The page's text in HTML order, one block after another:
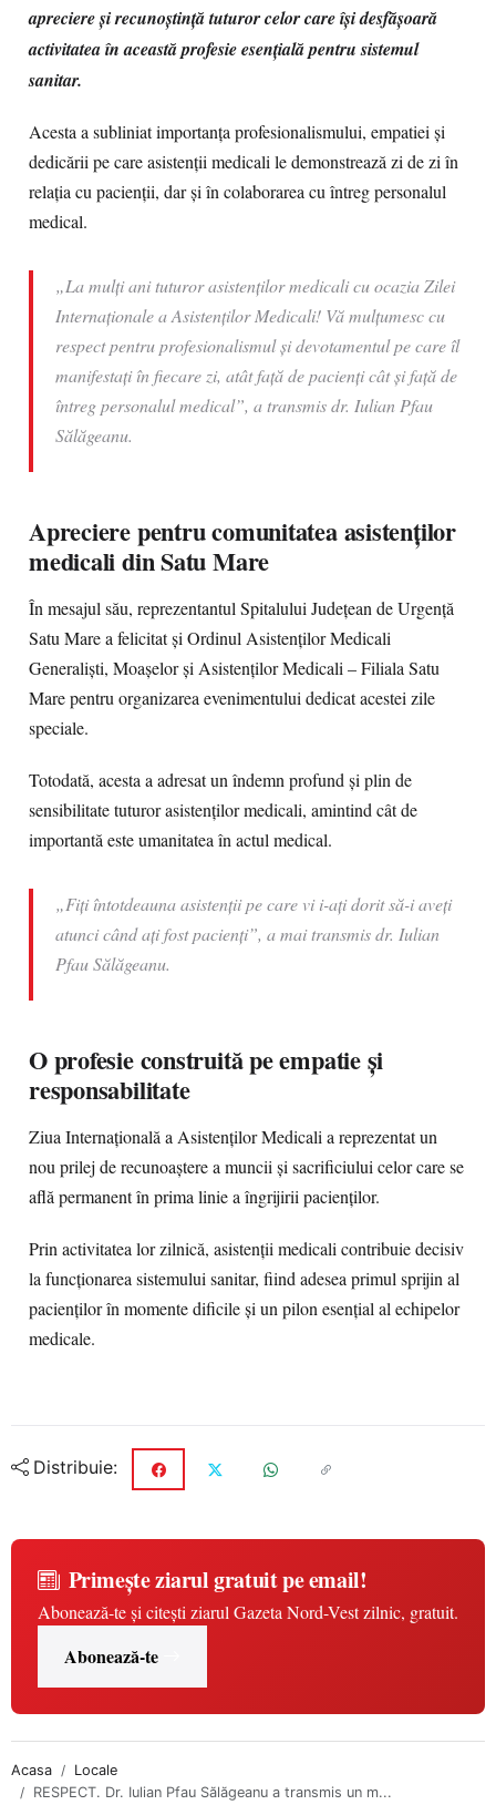
apreciere și recunoștință tuturor celor care își desfășoară
activitatea în această profesie esențială pentru sistemul
sanitar.
Acesta a subliniat importanța profesionalismului, empatiei și
dedicării pe care asistenții medicali le demonstrează zi de zi în
relația cu pacienții, dar și în colaborarea cu întreg personalul
medical.
„La mulți ani tuturor asistenților medicali cu ocazia Zilei
Internaționale a Asistenților Medicali! Vă mulțumesc cu
respect pentru profesionalismul și devotamentul pe care îl
manifestați în fiecare zi, atât față de pacienți cât și față de
întreg personalul medical”, a transmis dr. Iulian Pfau
Sălăgeanu.
Apreciere pentru comunitatea asistenților
medicali din Satu Mare
În mesajul său, reprezentantul Spitalului Județean de Urgență
Satu Mare a felicitat și Ordinul Asistenților Medicali
Generaliști, Moașelor și Asistenților Medicali – Filiala Satu
Mare pentru organizarea evenimentului dedicat acestei zile
speciale.
Totodată, acesta a adresat un îndemn profund și plin de
sensibilitate tuturor asistenților medicali, amintind cât de
importantă este umanitatea în actul medical.
„Fiți întotdeauna asistenții pe care vi i-ați dorit să-i aveți
atunci când ați fost pacienți”, a mai transmis dr. Iulian
Pfau Sălăgeanu.
O profesie construită pe empatie și
responsabilitate
Ziua Internațională a Asistenților Medicali a reprezentat un
nou prilej de recunoaștere a muncii și sacrificiului celor care se
află permanent în prima linie a îngrijirii pacienților.
Prin activitatea lor zilnică, asistenții medicali contribuie decisiv
la funcționarea sistemului sanitar, fiind adesea primul sprijin al
pacienților în momente dificile și un pilon esențial al echipelor
medicale.
Distribuie:
Primește ziarul gratuit pe email!
Abonează-te și citești ziarul Gazeta Nord-Vest zilnic, gratuit.
Abonează-te
Acasa
Locale
RESPECT. Dr. Iulian Pfau Sălăgeanu a transmis un m...